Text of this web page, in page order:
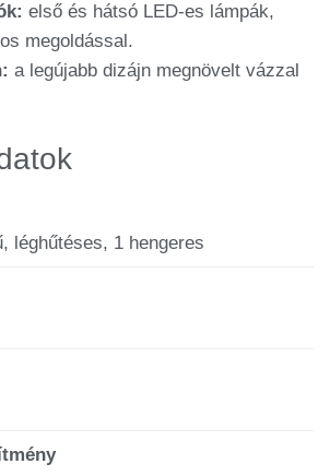
első és hátsó LED-es lámpák,
megoldással.
a legújabb dizájn megnövelt vázzal
léghűtéses, 1 hengeres